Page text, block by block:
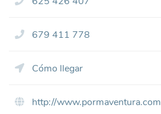
679 411 778
Cómo llegar
http://www.pormaventura.com